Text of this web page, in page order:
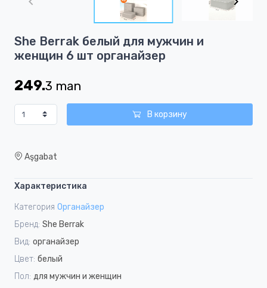
1
of
She Berrak белый для мужчин и
женщин 6 шт органайзер
249.3 man
В корзину
Aşgabat
Характеристика
Категория Органайзер
Бренд: She Berrak
Вид: органайзер
Цвет: белый
Пол: для мужчин и женщин